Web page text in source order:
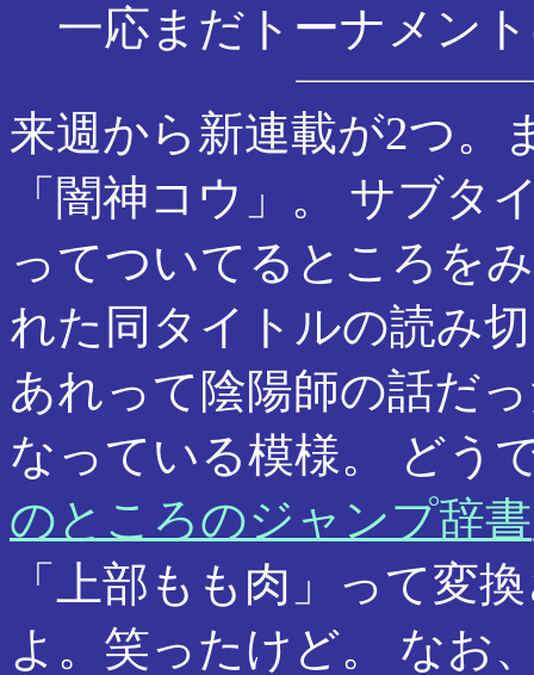
一応まだトーナメン
来週から新連載が2つ。
「闇神コウ」。 サブタ
ってついてるところを
れた同タイトルの読み
あれって陰陽師の話だ
なっている模様。 どう
のところのジャンプ辞書
「上部もも肉」って変
よ。笑ったけど。 なお